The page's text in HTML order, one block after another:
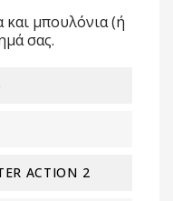
και μπουλόνια (ή
σας.
ACTION 2